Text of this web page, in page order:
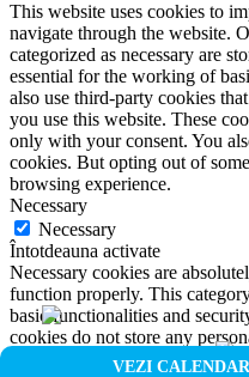
VEZI
This website uses cookies to
navigate through the website.
categorized as necessary are
essential for the working of
also use third-party cookies
you use this website. These
only with your consent. You
cookies. But opting out of
browsing experience.
Necessary
Necessary
Întotdeauna activate
Necessary cookies are
function properly. This
basic functionalities and
cookies do not store any
Non-necessary